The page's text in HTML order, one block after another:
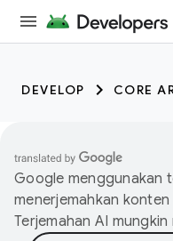
DEVELOP CORE
Google menggunakan
menerjemahkan
Terjemahan AI